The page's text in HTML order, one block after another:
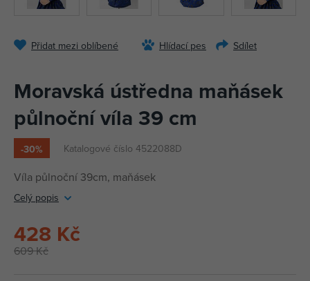
Přidat mezi oblíbené Hlídací pes Sdílet
Moravská ústředna maňásek
půlnoční víla 39 cm
-30% Katalogové číslo 4522088D
Víla půlnoční 39cm, maňásek
Celý popis
609 Kč
428 Kč